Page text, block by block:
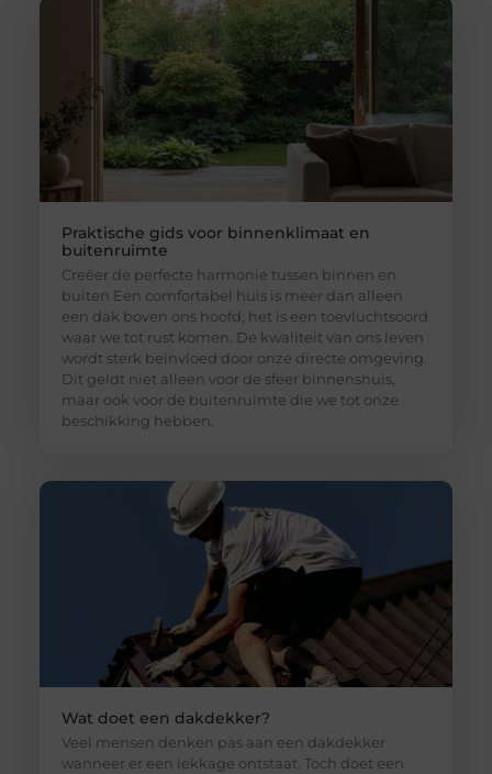
Praktische gids voor binnenklimaat en
buitenruimte
Creëer de perfecte harmonie tussen binnen en
buiten Een comfortabel huis is meer dan alleen
een dak boven ons hoofd; het is een toevluchtsoord
waar we tot rust komen. De kwaliteit van ons leven
wordt sterk beïnvloed door onze directe omgeving.
Dit geldt niet alleen voor de sfeer binnenshuis,
maar ook voor de buitenruimte die we tot onze
beschikking hebben,
Wat doet een dakdekker?
Veel mensen denken pas aan een dakdekker
wanneer er een lekkage ontstaat. Toch doet een